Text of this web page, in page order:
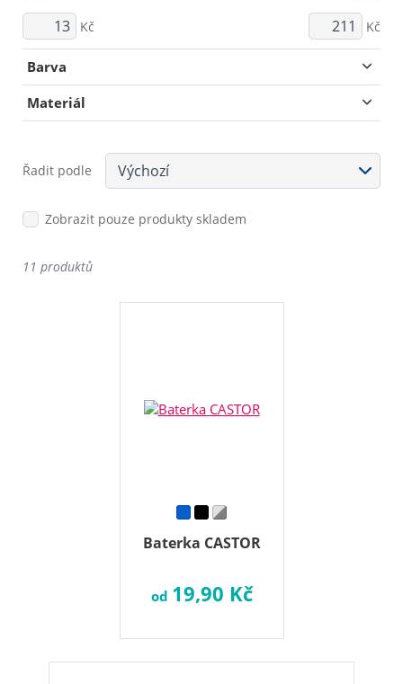
Kč Kč
Barva
Materiál
Řadit podle
Zobrazit pouze produkty skladem
11 produktů
Baterka CASTOR
od 19,90 Kč